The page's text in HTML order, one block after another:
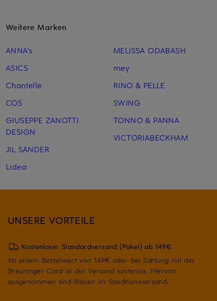
Weitere Marken
ANNA's
ASICS
Chantelle
COS
GIUSEPPE ZANOTTI
DESIGN
JIL SANDER
Lidea
MELISSA ODABASH
mey
RINO & PELLE
SWING
TONNO & PANNA
VICTORIABECKHAM
UNSERE VORTEILE
Kostenloser Standardversand (Paket) ab 149€
Ab einem Bestellwert von 149€ oder bei Zahlung mit der
Breuninger Card ist der Versand kostenlos. Hiervon
ausgenommen sind Waren im Speditionsversand.